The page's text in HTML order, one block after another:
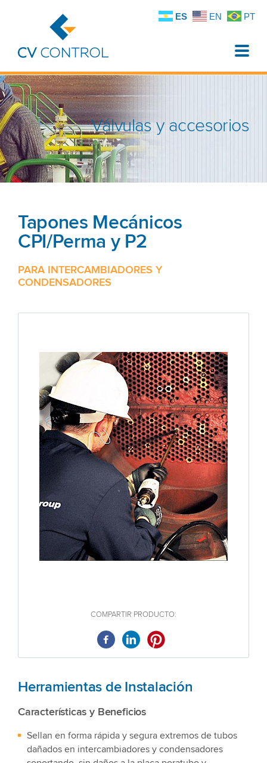
Toggle
Válvulas y accesorios
Tapones Mecánicos
CPI/Perma y P2
PARA INTERCAMBIADORES Y
CONDENSADORES
COMPARTIR PRODUCTO:
Herramientas de Instalación
Características y Beneficios
Sellan en forma rápida y segura extremos de tubos
dañados en intercambiadores y condensadores
ES EN PT